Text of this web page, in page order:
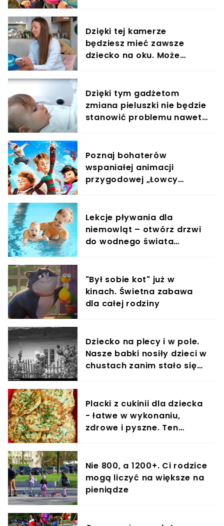
Dzięki tej kamerze
będziesz mieć zawsze
dziecko na oku. Może
Dzięki tym gadżetom
zmiana pieluszki nie będzie
stanowić problemu nawet
Poznaj bohaterów
wspaniałej animacji
przygodowej „Łowcy
Lekcje pływania dla
niemowląt – otwórz drzwi
do wodnego świata
"Był sobie kot" już w
kinach. Świetna zabawa
dla całej rodziny
Dziecko na plecy i w pole.
Nasze babki nosiły dzieci w
chustach zanim stało się
Placki z cukinii dla dziecka
- łatwe w wykonaniu,
zdrowe i pyszne. Ten
Nie 800, a 1200+. Ci rodzice
mogą liczyć na większe na
pieniądze